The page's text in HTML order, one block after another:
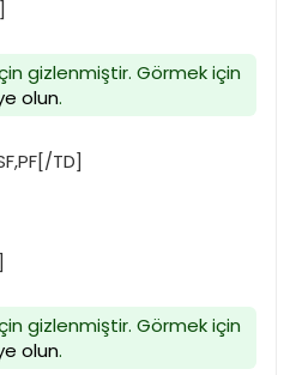
gizlenmiştir. Görmek için
olun.
TD]
gizlenmiştir. Görmek için
olun.